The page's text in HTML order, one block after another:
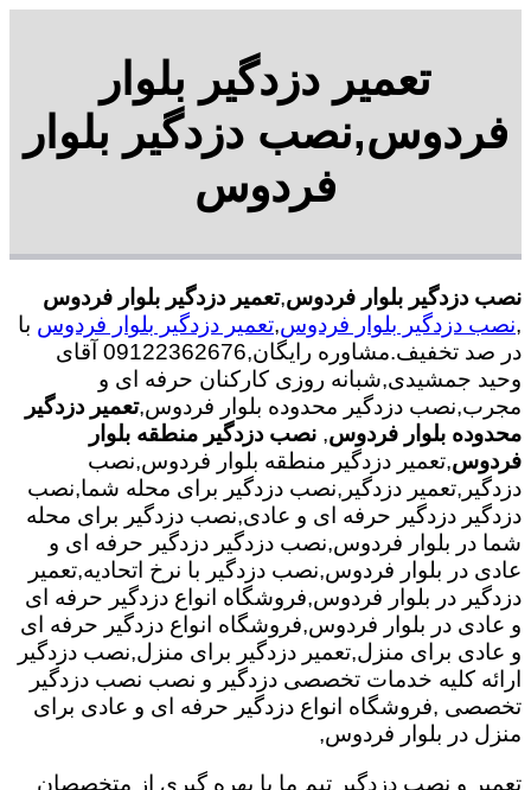
تعمیر دزدگیر بلوار
فردوس,نصب دزدگیر بلوار
فردوس
نصب دزدگیر بلوار فردوس,تعمیر دزدگیر بلوار فردوس
,نصب دزدگیر بلوار فردوس,تعمیر دزدگیر بلوار فردوس با
در صد تخفیف.مشاوره رایگان,09122362676 آقای
وحید جمشیدی,شبانه روزی کارکنان حرفه ای و
مجرب,نصب دزدگیر محدوده بلوار فردوس,تعمیر دزدگیر
محدوده بلوار فردوس, نصب دزدگیر منطقه بلوار
فردوس,تعمیر دزدگیر منطقه بلوار فردوس,نصب
دزدگیر,تعمیر دزدگیر,نصب دزدگیر برای محله شما,نصب
دزدگیر دزدگیر حرفه ای و عادی,نصب دزدگیر برای محله
شما در بلوار فردوس,نصب دزدگیر دزدگیر حرفه ای و
عادی در بلوار فردوس,نصب دزدگیر با نرخ اتحادیه,تعمیر
دزدگیر در بلوار فردوس,فروشگاه انواع دزدگیر حرفه ای
و عادی در بلوار فردوس,فروشگاه انواع دزدگیر حرفه ای
و عادی برای منزل,تعمیر دزدگیر برای منزل,نصب دزدگیر
ارائه کلیه خدمات تخصصی دزدگیر و نصب نصب دزدگیر
تخصصی ,فروشگاه انواع دزدگیر حرفه ای و عادی برای
منزل در بلوار فردوس,
تعمیر و نصب دزدگیر تیم ما با بهره گیری از متخصصان